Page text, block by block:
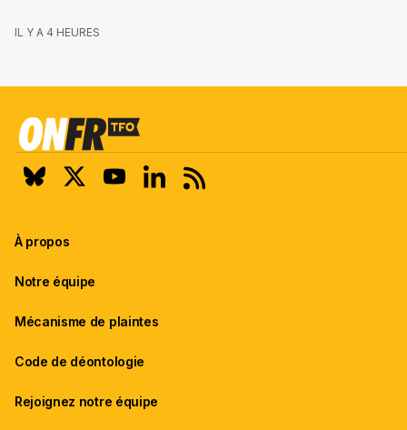
IL Y A 4 HEURES
À propos
Notre équipe
Mécanisme de plaintes
Code de déontologie
Rejoignez notre équipe